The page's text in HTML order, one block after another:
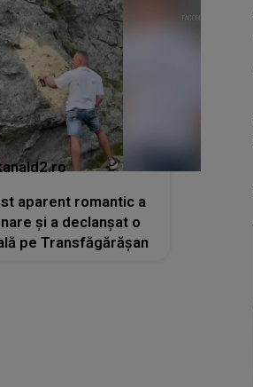
aparent romantic a
și a declanșat o
pe Transfăgărășan